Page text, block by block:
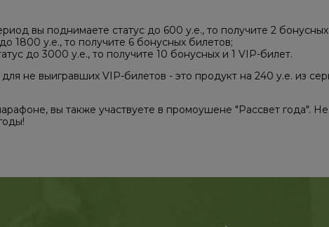
вы поднимаете статус до 600 у.е., то получите 2
1800 у.е., то получите 6 бонусных билетов;
до 3000 у.е., то получите 10 бонусных и 1 VIP-билет.
не выигравших VIP-билетов - это продукт на 240 у.е. из
вы также участвуете в промоушене "Рассвет года".